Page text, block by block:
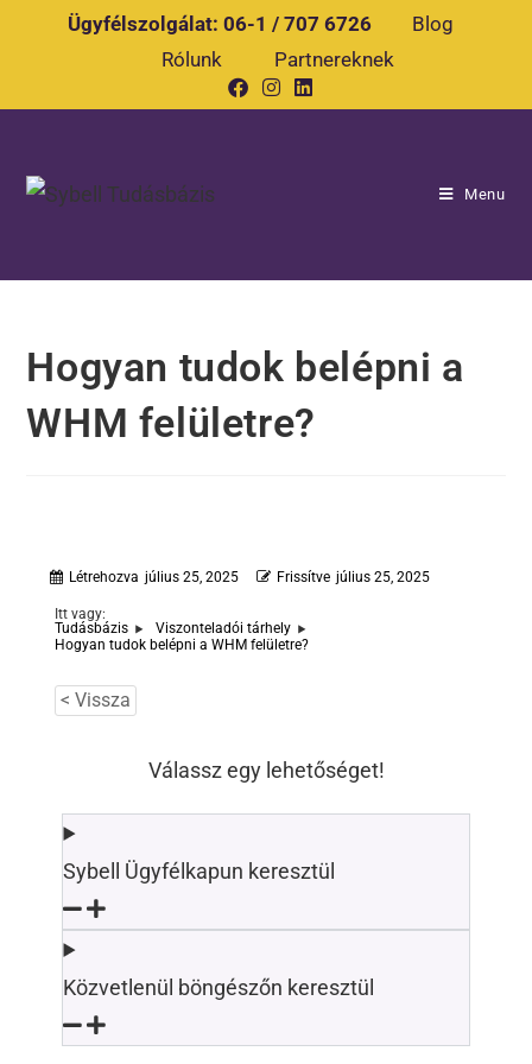
Ügyfélszolgálat: 06-1 / 707 6726
Blog
Rólunk
Partnereknek
Menu
Hogyan tudok belépni a
WHM felületre?
Létrehozva július 25, 2025 Frissítve július 25, 2025
Itt vagy:
Tudásbázis
Viszonteladói tárhely
Hogyan tudok belépni a WHM felületre?
< Vissza
Válassz egy lehetőséget!
Sybell Ügyfélkapun keresztül
Közvetlenül böngészőn keresztül